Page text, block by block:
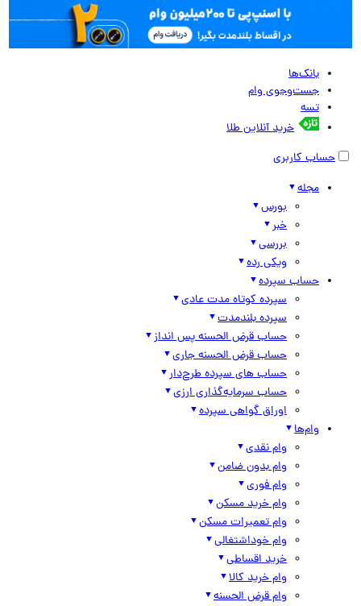
بانک‌ها
جست‌وجوی وام
تسه
خرید آنلاین طلا
حساب کاربری
مجله
بورس
خبر
بررسی
ویکی رده
حساب سپرده
سپرده کوتاه مدت عادی
سپرده بلندمدت
حساب قرض الحسنه پس انداز
حساب قرض الحسنه جاری
حساب های سپرده طرح‌دار
حساب سرمایه‌گذاری ارزی
اوراق گواهی سپرده
وام‌ها
وام نقدی
وام بدون ضامن
وام فوری
وام خرید مسکن
وام تعمیرات مسکن
وام خوداشتغالی
خرید اقساطی
وام خرید کالا
وام قرض الحسنه